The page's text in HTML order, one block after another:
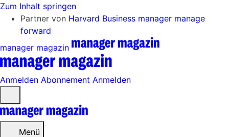
Zum Inhalt springen
Partner von Harvard Business manager manage
forward
manager magazin
Anmelden Abonnement Anmelden
öffnen
Menü